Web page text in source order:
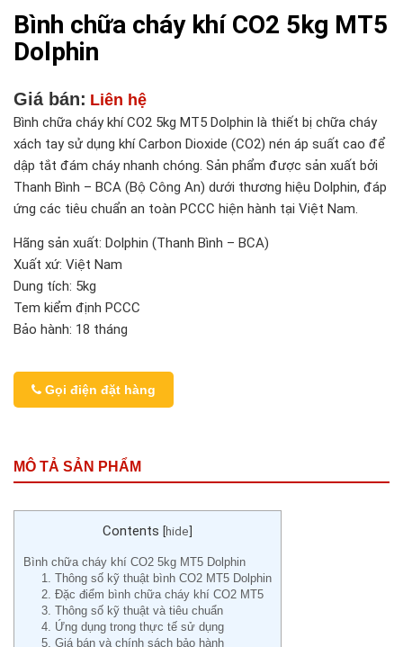
Bình chữa cháy khí CO2 5kg MT5
Dolphin
Giá bán: Liên hệ
Bình chữa cháy khí CO2 5kg MT5 Dolphin là thiết bị chữa cháy
xách tay sử dụng khí Carbon Dioxide (CO2) nén áp suất cao để
dập tắt đám cháy nhanh chóng. Sản phẩm được sản xuất bởi
Thanh Bình – BCA (Bộ Công An) dưới thương hiệu Dolphin, đáp
ứng các tiêu chuẩn an toàn PCCC hiện hành tại Việt Nam.
Hãng sản xuất: Dolphin (Thanh Bình – BCA)
Xuất xứ: Việt Nam
Dung tích: 5kg
Tem kiểm định PCCC
Bảo hành: 18 tháng
Gọi điện đặt hàng
MÔ TẢ SẢN PHẨM
Contents [hide]
Bình chữa cháy khí CO2 5kg MT5 Dolphin
1. Thông số kỹ thuật bình CO2 MT5 Dolphin
2. Đặc điểm bình chữa cháy khí CO2 MT5
3. Thông số kỹ thuật và tiêu chuẩn
4. Ứng dụng trong thực tế sử dụng
5. Giá bán và chính sách bảo hành